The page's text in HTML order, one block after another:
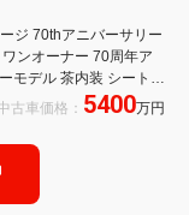
ジ 70thアニバーサリー
ンオーナー 70周年ア
モデル 茶内装 シートヒ
トクーラー マルチテレイ
ルーフレール 2インチ
クルーズコントロール
古車価格： 5400万円